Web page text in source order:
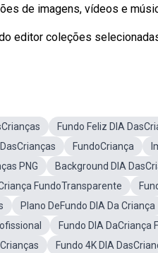
de imagens, vídeos e
editor coleções
Fundo Feliz DIA
FundoCriança
PNG
Background DIA
FundoTransparente
Plano DeFundo DIA Da Criança
Fundo DIA DaCriança
Fundo 4K DIA